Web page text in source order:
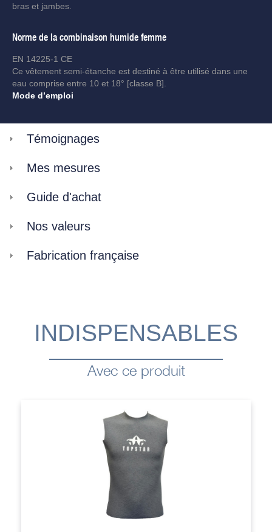
bras et jambes.
Norme de la combinaison humide femme
EN 14225-1 CE
Ce vêtement semi-étanche est destiné à être utilisé dans une
eau comprise entre 10 et 18° [classe B].
Mode d’emploi
Témoignages
Mes mesures
Guide d'achat
Nos valeurs
Fabrication française
INDISPENSABLES
Avec ce produit